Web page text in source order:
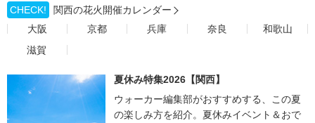
CHECK!
関西の花火開催カレンダー
大阪
京都 兵庫 奈良
和歌山
滋賀
夏休み特集2026【関西】
ウォーカー編集部がおすすめする、この夏
の楽しみ方を紹介。夏休みイベント＆おで